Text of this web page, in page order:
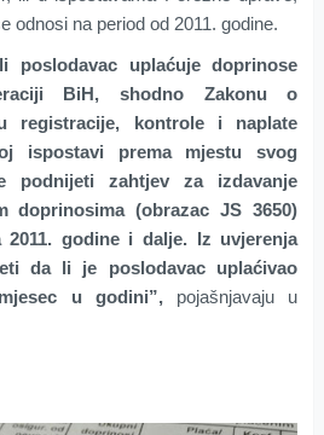
odnosi na period od 2011. godine.
uplaćuje doprinose
BiH, shodno Zakonu o
registracije, kontrole i naplate
ispostavi prema mjestu svog
podnijeti zahtjev za izdavanje
doprinosima (obrazac JS 3650)
godine i dalje. Iz uvjerenja
da li je poslodavac uplaćivao
u godini”,pojašnjavaju u